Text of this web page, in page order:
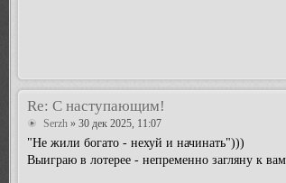
Re: С наступающим!
Serzh » 30 дек 2025, 11:07
"Не жили богато - нехуй и начинать")))
Выиграю в лотерее - непременно загляну к